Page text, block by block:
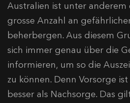
Australien ist unter anderem
grosse Anzahl an
beherbergen. Aus diesem
sich immer genau über die
informieren, um so die
zu können. Denn Vorsorge
besser als Nachsorge. Das